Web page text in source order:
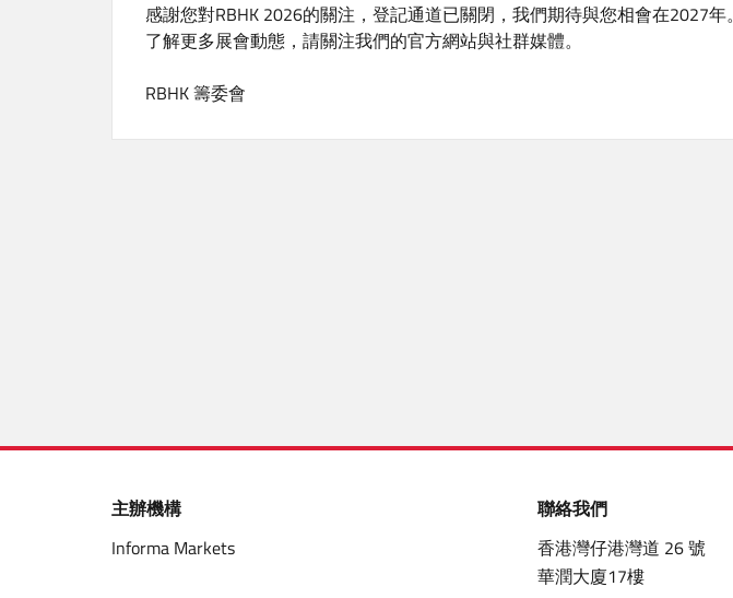
感謝您對RBHK 2026的關注，登記通道已關閉，我們期待與您相會在2027年。
了解更多展會動態，請關注我們的官方網站與社群媒體。
RBHK 籌委會
主辦機構
Informa Markets
聯絡我們
香港灣仔港灣道 26 號
華潤大廈17樓